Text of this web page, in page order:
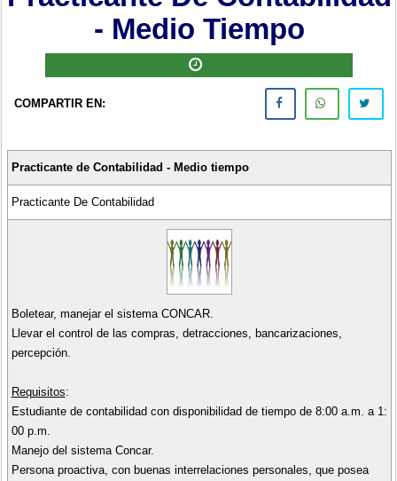
- Medio Tiempo
COMPARTIR EN:
Practicante de Contabilidad - Medio tiempo
Practicante De Contabilidad
Boletear, manejar el sistema CONCAR.
Llevar el control de las compras, detracciones, bancarizaciones,
percepción.
Requisitos:
Estudiante de contabilidad con disponibilidad de tiempo de 8:00 a.m. a 1:
00 p.m.
Manejo del sistema Concar.
Persona proactiva, con buenas interrelaciones personales, que posea